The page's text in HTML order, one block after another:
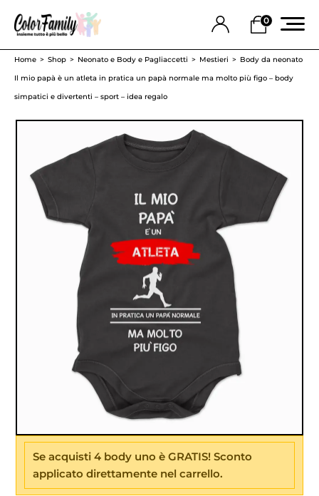
0
Home Shop Neonato e Body e Pagliaccetti Mestieri
Body da neonato
Il mio papà è un atleta in pratica un papà normale ma molto più figo – body
simpatici e divertenti – sport – idea regalo
Se acquisti 4 body uno è GRATIS! Sconto
applicato direttamente nel carrello.